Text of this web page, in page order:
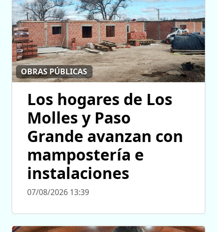
OBRAS PÚBLICAS
Los hogares de Los
Molles y Paso
Grande avanzan con
mampostería e
instalaciones
07/08/2026 13:39